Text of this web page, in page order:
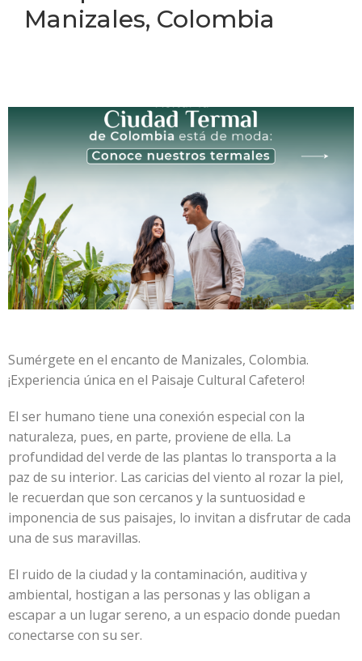
Manizales, Colombia
Sumérgete en el encanto de Manizales, Colombia.
¡Experiencia única en el Paisaje Cultural Cafetero!
El ser humano tiene una conexión especial con la
naturaleza, pues, en parte, proviene de ella. La
profundidad del verde de las plantas lo transporta a la
paz de su interior. Las caricias del viento al rozar la piel,
le recuerdan que son cercanos y la suntuosidad e
imponencia de sus paisajes, lo invitan a disfrutar de cada
una de sus maravillas.
El ruido de la ciudad y la contaminación, auditiva y
ambiental, hostigan a las personas y las obligan a
escapar a un lugar sereno, a un espacio donde puedan
conectarse con su ser.